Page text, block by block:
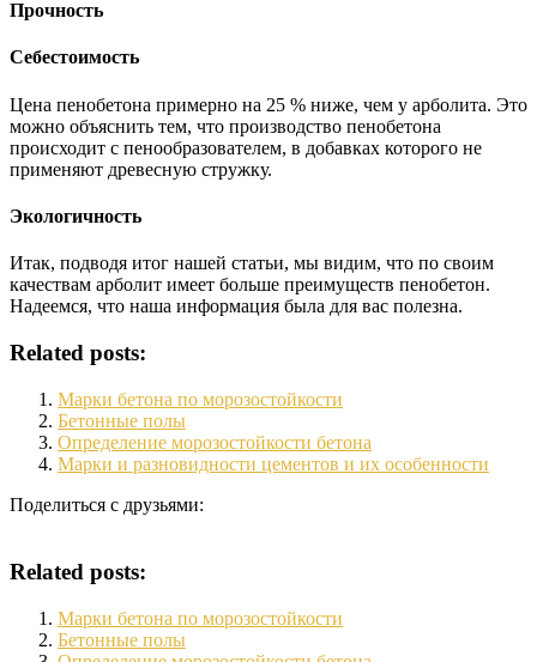
Прочность
Себестоимость
Цена пенобетона примерно на 25 % ниже, чем у арболита. Это
можно объяснить тем, что производство пенобетона
происходит с пенообразователем, в добавках которого не
применяют древесную стружку.
Экологичность
Итак, подводя итог нашей статьи, мы видим, что по своим
качествам арболит имеет больше преимуществ пенобетон.
Надеемся, что наша информация была для вас полезна.
Related posts:
Марки бетона по морозостойкости
Бетонные полы
Определение морозостойкости бетона
Марки и разновидности цементов и их особенности
Поделиться с друзьями:
Related posts:
Марки бетона по морозостойкости
Бетонные полы